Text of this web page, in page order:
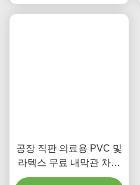
공장 직판 의료용 PVC 및
라텍스 무료 내막관 차단
기